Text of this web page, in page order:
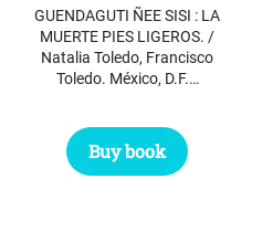
GUENDAGUTI ÑEE SISI : LA
MUERTE PIES LIGEROS. /
Natalia Toledo, Francisco
Toledo. México, D.F.…
Buy book